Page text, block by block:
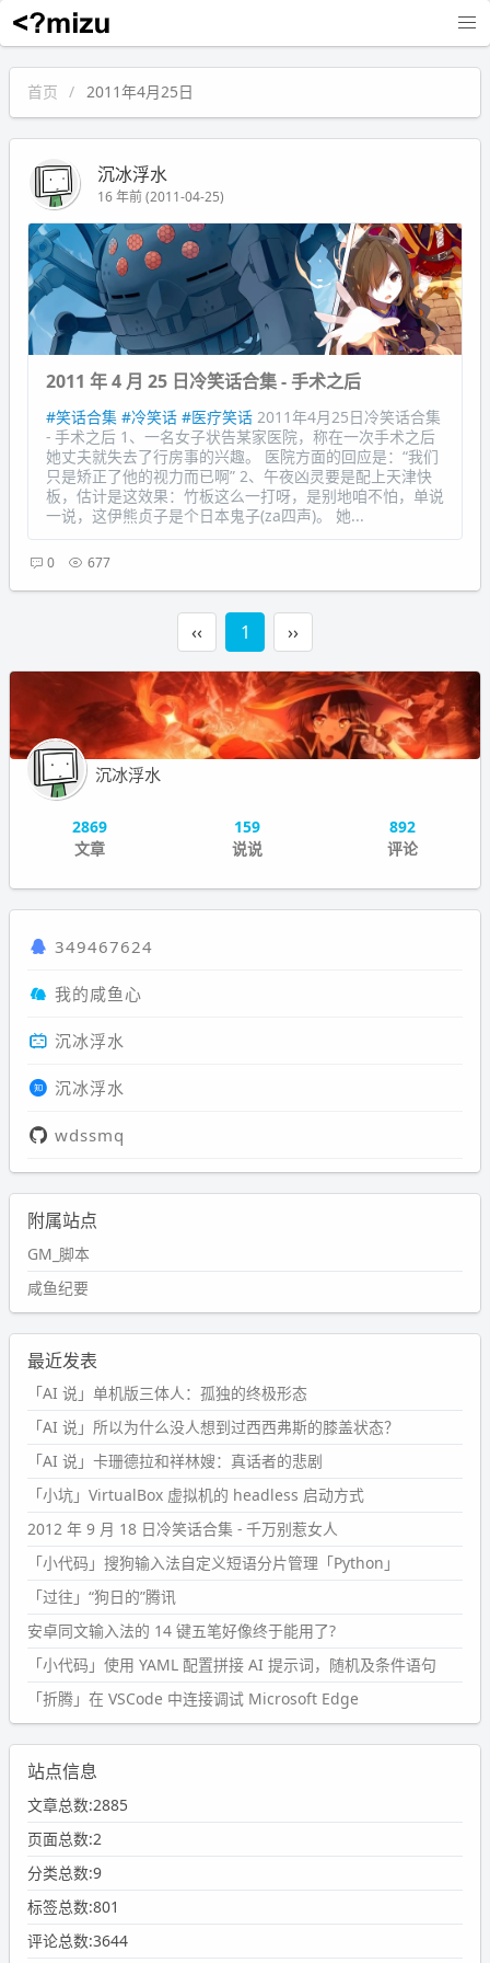
沉冰浮水
首页 2011年4月25日
沉冰浮水
16 年前 (2011-04-25)
2011 年 4 月 25 日冷笑话合集 - 手术之后
#笑话合集 #冷笑话 #医疗笑话 2011年4月25日冷笑话合集
- 手术之后 1、一名女子状告某家医院，称在一次手术之后
她丈夫就失去了行房事的兴趣。 医院方面的回应是：“我们
只是矫正了他的视力而已啊” 2、午夜凶灵要是配上天津快
板，估计是这效果：竹板这么一打呀，是别地咱不怕，单说
一说，这伊熊贞子是个日本鬼子(za四声)。 她...
0 677
‹‹ 1 ››
沉冰浮水
2869
文章
159
说说
892
评论
349467624
我的咸鱼心
沉冰浮水
沉冰浮水
wdssmq
附属站点
GM_脚本
咸鱼纪要
最近发表
「AI 说」单机版三体人：孤独的终极形态
「AI 说」所以为什么没人想到过西西弗斯的膝盖状态？
「AI 说」卡珊德拉和祥林嫂：真话者的悲剧
「小坑」VirtualBox 虚拟机的 headless 启动方式
2012 年 9 月 18 日冷笑话合集 - 千万别惹女人
「小代码」搜狗输入法自定义短语分片管理「Python」
「过往」“狗日的”腾讯
安卓同文输入法的 14 键五笔好像终于能用了?
「小代码」使用 YAML 配置拼接 AI 提示词，随机及条件语句
「折腾」在 VSCode 中连接调试 Microsoft Edge
站点信息
文章总数:2885
页面总数:2
分类总数:9
标签总数:801
评论总数:3644